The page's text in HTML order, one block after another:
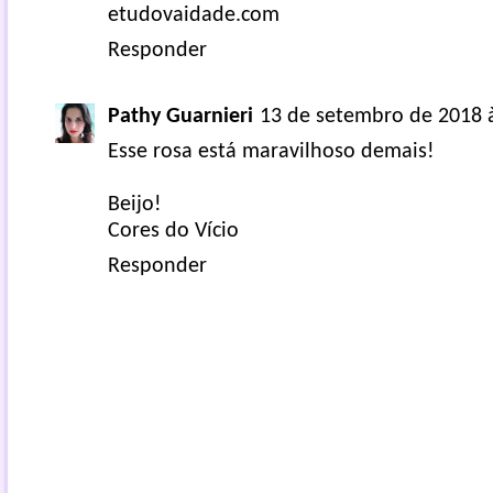
etudovaidade.com
Responder
Pathy Guarnieri 13 de setembro de 2018
Esse rosa está maravilhoso demais!
Beijo!
Cores do Vício
Responder